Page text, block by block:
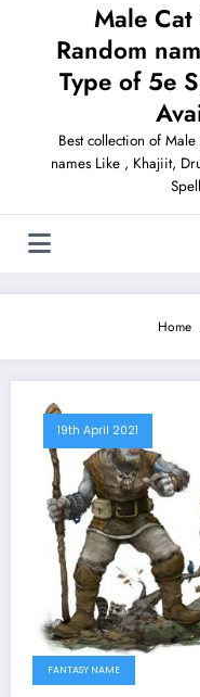
Male Cat
Random
Type of 5e
Best collection of
names Like , Khajiit,
Home
19th April 2021
FANTASY NAME